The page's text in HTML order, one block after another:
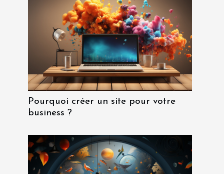
Pourquoi créer un site pour votre
business ?